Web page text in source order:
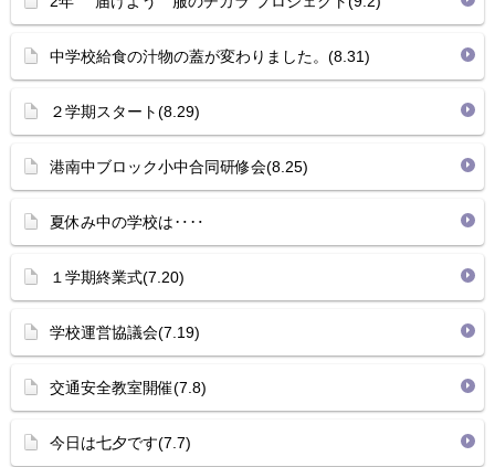
中学校給食の汁物の蓋が変わりました。(8.31)
２学期スタート(8.29)
港南中ブロック小中合同研修会(8.25)
夏休み中の学校は‥‥
１学期終業式(7.20)
学校運営協議会(7.19)
交通安全教室開催(7.8)
今日は七夕です(7.7)